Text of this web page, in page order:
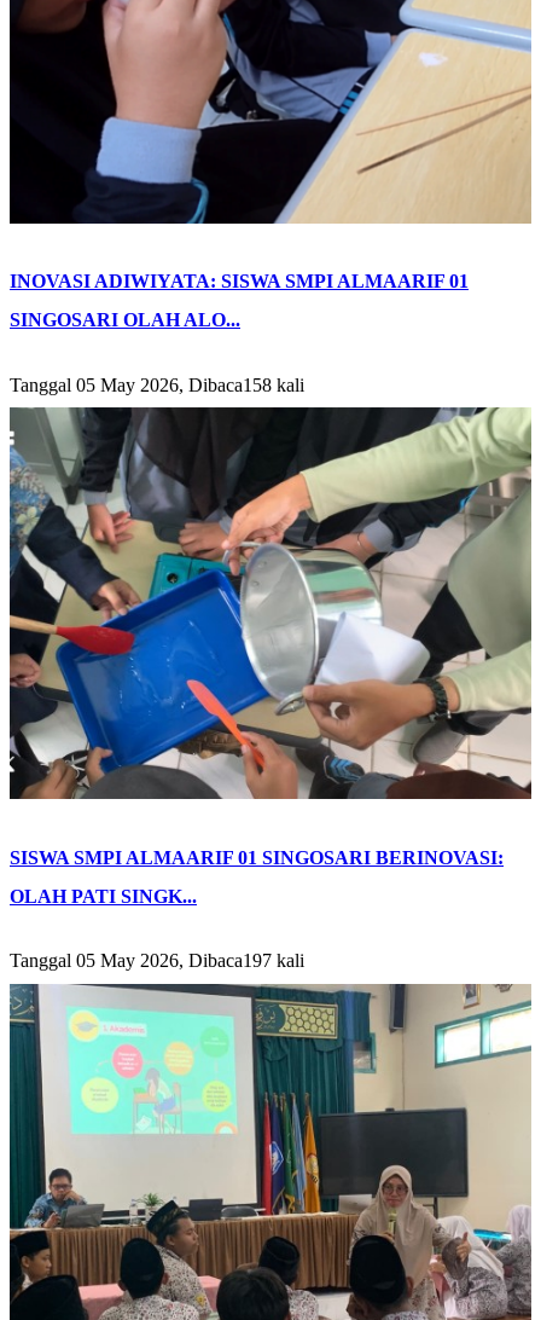
INOVASI ADIWIYATA: SISWA SMPI ALMAARIF 01
SINGOSARI OLAH ALO...
Tanggal 05 May 2026, Dibaca158 kali
SISWA SMPI ALMAARIF 01 SINGOSARI BERINOVASI:
OLAH PATI SINGK...
Tanggal 05 May 2026, Dibaca197 kali